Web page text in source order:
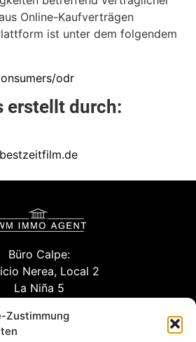
Zustimmung
Online-Kaufverträgen
ist unter dem folgendem
odr
erstellt durch:
Büro Calpe:
Nerea, Local 2
La Niña 5